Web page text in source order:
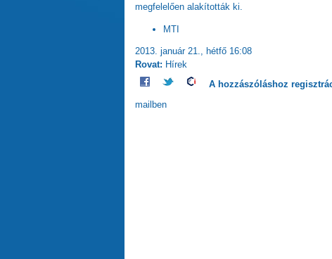
megfelelően alakították ki.
MTI
2013. január 21., hétfő 16:08
Rovat: Hírek
A hozzászóláshoz
mailben